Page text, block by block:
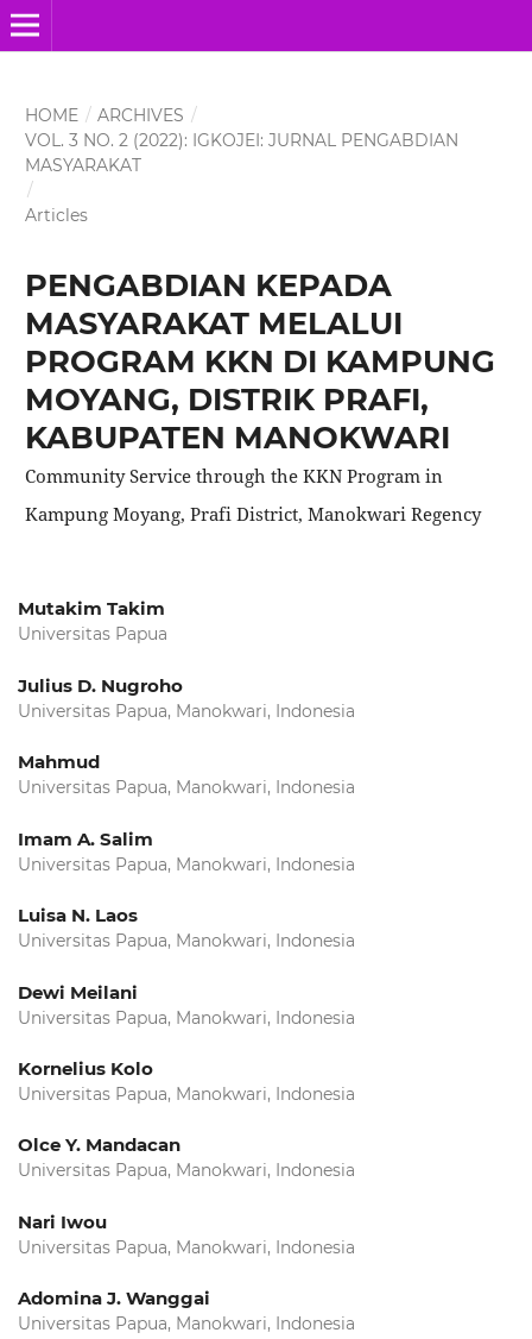
HOME / ARCHIVES /
VOL. 3 NO. 2 (2022): IGKOJEI: JURNAL PENGABDIAN
MASYARAKAT
/
Articles
PENGABDIAN KEPADA
MASYARAKAT MELALUI
PROGRAM KKN DI KAMPUNG
MOYANG, DISTRIK PRAFI,
KABUPATEN MANOKWARI
Community Service through the KKN Program in
Kampung Moyang, Prafi District, Manokwari Regency
Mutakim Takim
Universitas Papua
Julius D. Nugroho
Universitas Papua, Manokwari, Indonesia
Mahmud
Universitas Papua, Manokwari, Indonesia
Imam A. Salim
Universitas Papua, Manokwari, Indonesia
Luisa N. Laos
Universitas Papua, Manokwari, Indonesia
Dewi Meilani
Universitas Papua, Manokwari, Indonesia
Kornelius Kolo
Universitas Papua, Manokwari, Indonesia
Olce Y. Mandacan
Universitas Papua, Manokwari, Indonesia
Nari Iwou
Universitas Papua, Manokwari, Indonesia
Adomina J. Wanggai
Universitas Papua, Manokwari, Indonesia